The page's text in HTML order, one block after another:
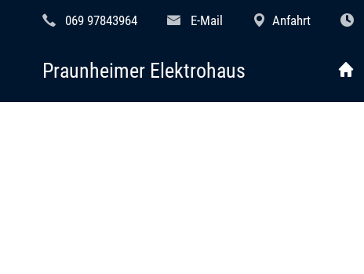
069 97843964 E-Mail Anfahrt
Praunheimer Elektrohaus